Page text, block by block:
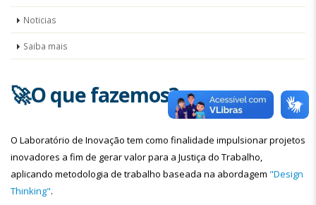
Noticias
Saiba mais
🚀O que fazemos?
O Laboratório de Inovação tem como finalidade impulsionar projetos
inovadores a fim de gerar valor para a Justiça do Trabalho,
aplicando metodologia de trabalho baseada na abordagem "Design
Thinking".